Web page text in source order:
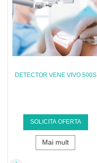
DETECTOR VENE VIVO 500S
SOLICITA OFERTA
Mai mult